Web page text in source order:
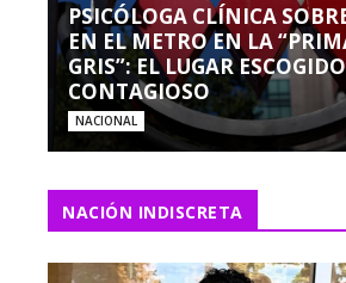
PSICÓLOGA CLÍNICA
EN EL METRO EN LA
GRIS”: EL LUGAR
CONTAGIOSO
NACIONAL
NACIÓN INDISCRETA